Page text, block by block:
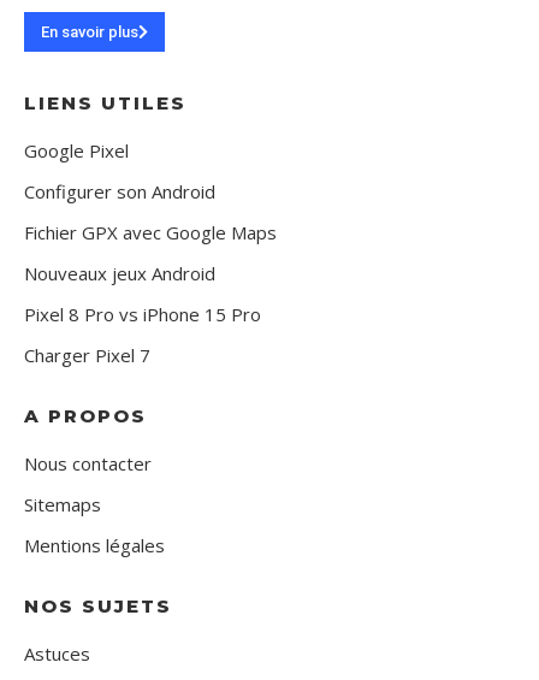
En savoir plus
LIENS UTILES
Google Pixel
Configurer son Android
Fichier GPX avec Google Maps
Nouveaux jeux Android
Pixel 8 Pro vs iPhone 15 Pro
Charger Pixel 7
A PROPOS
Nous contacter
Sitemaps
Mentions légales
NOS SUJETS
Astuces